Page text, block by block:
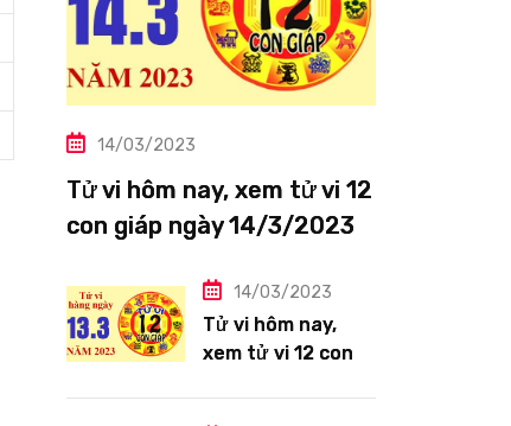
14/03/2023
Tử vi hôm nay, xem tử vi 12
con giáp ngày 14/3/2023:
sáng
14/03/2023
Tử vi hôm nay,
xem tử vi 12 con